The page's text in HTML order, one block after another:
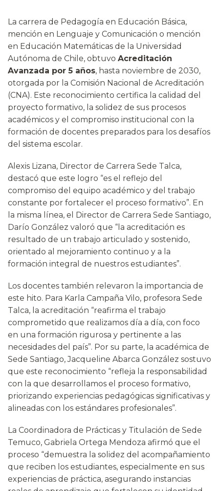
La carrera de Pedagogía en Educación Básica,
mención en Lenguaje y Comunicación o mención
en Educación Matemáticas de la Universidad
Autónoma de Chile, obtuvo Acreditación
Avanzada por 5 años, hasta noviembre de 2030,
otorgada por la Comisión Nacional de Acreditación
(CNA). Este reconocimiento certifica la calidad del
proyecto formativo, la solidez de sus procesos
académicos y el compromiso institucional con la
formación de docentes preparados para los desafíos
del sistema escolar.
Alexis Lizana, Director de Carrera Sede Talca,
destacó que este logro “es el reflejo del
compromiso del equipo académico y del trabajo
constante por fortalecer el proceso formativo”. En
la misma línea, el Director de Carrera Sede Santiago,
Darío González valoró que “la acreditación es
resultado de un trabajo articulado y sostenido,
orientado al mejoramiento continuo y a la
formación integral de nuestros estudiantes”.
Los docentes también relevaron la importancia de
este hito. Para Karla Campaña Vilo, profesora Sede
Talca, la acreditación “reafirma el trabajo
comprometido que realizamos día a día, con foco
en una formación rigurosa y pertinente a las
necesidades del país”. Por su parte, la académica de
Sede Santiago, Jacqueline Abarca González sostuvo
que este reconocimiento “refleja la responsabilidad
con la que desarrollamos el proceso formativo,
priorizando experiencias pedagógicas significativas y
alineadas con los estándares profesionales”.
La Coordinadora de Prácticas y Titulación de Sede
Temuco, Gabriela Ortega Mendoza afirmó que el
proceso “demuestra la solidez del acompañamiento
que reciben los estudiantes, especialmente en sus
experiencias de práctica, asegurando instancias